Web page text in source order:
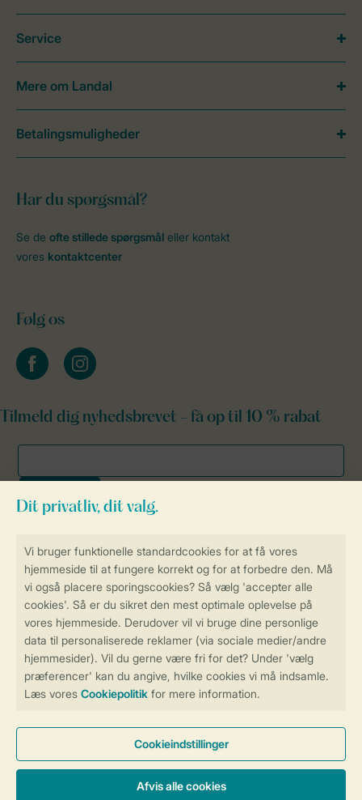
Få en personligt tilpasset oplevelse
på Landal.dk
Sikker og hurtig online booking
Sikker datahåndtering
Har du spørgsmål?
Se de ofte stillede spørgsmål eller kontakt
vores kontaktcenter
Følg os
facebookinstagram
Tilmeld dig nyhedsbrevet - få op til 10 % rabat
Service
Mere om Landal
Betalingsmuligheder